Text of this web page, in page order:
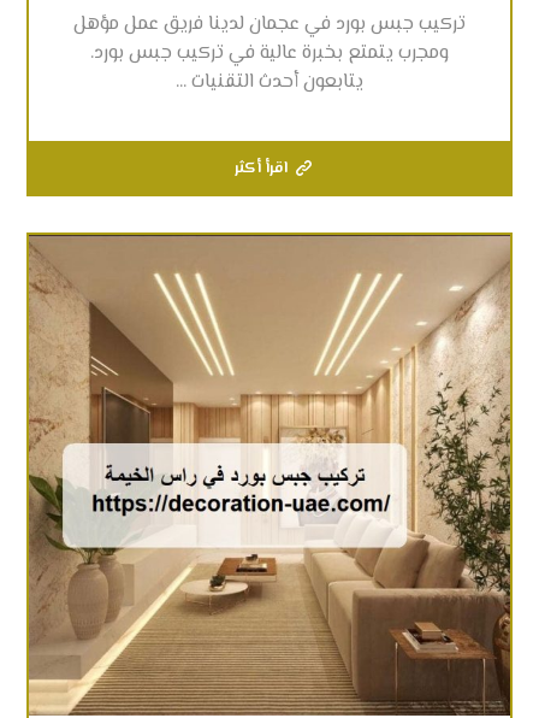
تركيب جبس بورد في عجمان لدينا فريق عمل مؤهل
ومجرب يتمتع بخبرة عالية في تركيب جبس بورد.
يتابعون أحدث التقنيات ...
اقرأ أكثر